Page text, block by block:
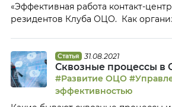
«Эффективная работа контакт-
резидентов Клуба ОЦО. Как
ОЦО, и сотрудников самого ОЦО?
организации работы контакт-
руководители контакт-центров
ОЦО: Анастасия Колодий,
Статья 31.08.2021
Сквозные процессы в
#Развитие ОЦО
эффективностью